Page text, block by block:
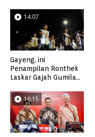
14:07
Gayeng, ini
Penampilan Ronthek
Laskar Gajah Gumilap
16:15